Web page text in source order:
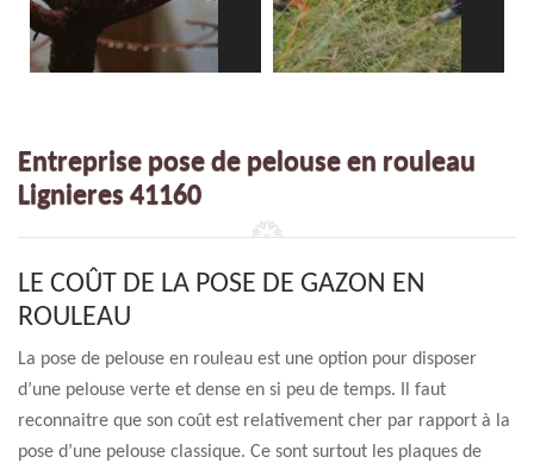
Entreprise pose de pelouse en rouleau
Lignieres 41160
LE COÛT DE LA POSE DE GAZON EN
ROULEAU
La pose de pelouse en rouleau est une option pour disposer
d’une pelouse verte et dense en si peu de temps. Il faut
reconnaitre que son coût est relativement cher par rapport à la
pose d’une pelouse classique. Ce sont surtout les plaques de